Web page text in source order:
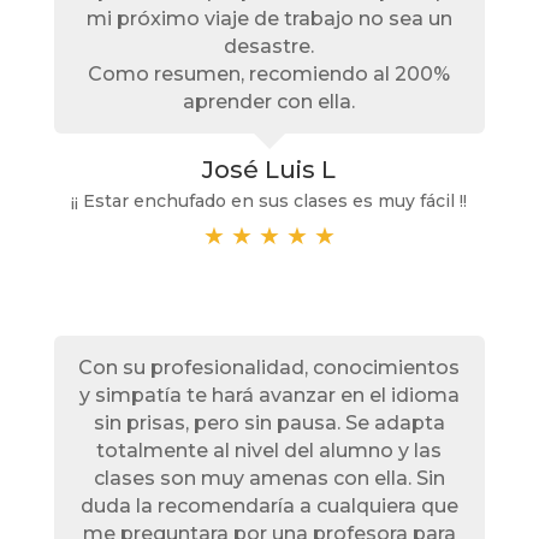
mi próximo viaje de trabajo no sea un
desastre.
Como resumen, recomiendo al 200%
aprender con ella.
José Luis L
¡¡ Estar enchufado en sus clases es muy fácil !!
★ ★ ★ ★ ★
Con su profesionalidad, conocimientos
y simpatía te hará avanzar en el idioma
sin prisas, pero sin pausa. Se adapta
totalmente al nivel del alumno y las
clases son muy amenas con ella. Sin
duda la recomendaría a cualquiera que
me preguntara por una profesora para